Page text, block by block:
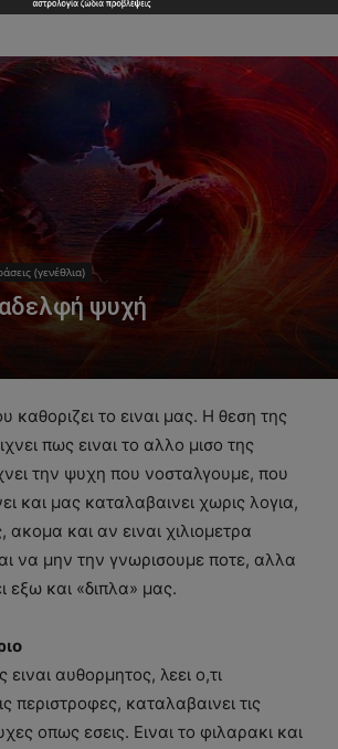
(γενέθλια)
ψυχή
καθοριζει το ειναι μας. Η θεση της
πως ειναι το αλλο μισο της
την ψυχη που νοσταλγουμε, που
και μας καταλαβαινει χωρις λογια,
ακομα και αν ειναι χιλιομετρα
να μην την γνωρισουμε ποτε, αλλα
εξω και «διπλα» μας.
αυθορμητος, λεει ο,τι
περιστροφες, καταλαβαινει τις
οπως εσεις. Ειναι το φιλαρακι και